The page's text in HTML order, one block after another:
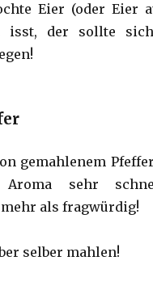
Eier (oder Eier
isst, der sollte
gemahlenem
sehr
als fragwürdig!
selber mahlen!